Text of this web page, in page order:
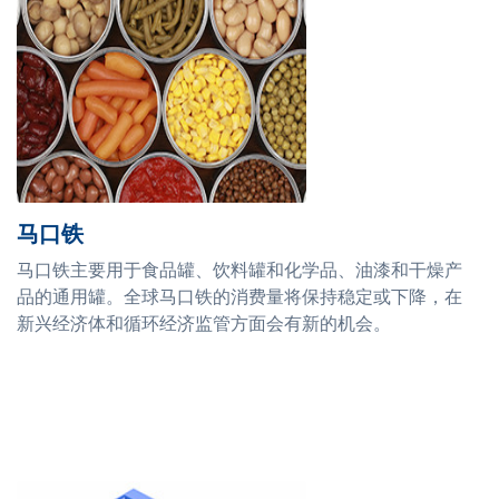
马口铁
马口铁主要用于食品罐、饮料罐和化学品、油漆和干燥产
品的通用罐。全球马口铁的消费量将保持稳定或下降，在
新兴经济体和循环经济监管方面会有新的机会。